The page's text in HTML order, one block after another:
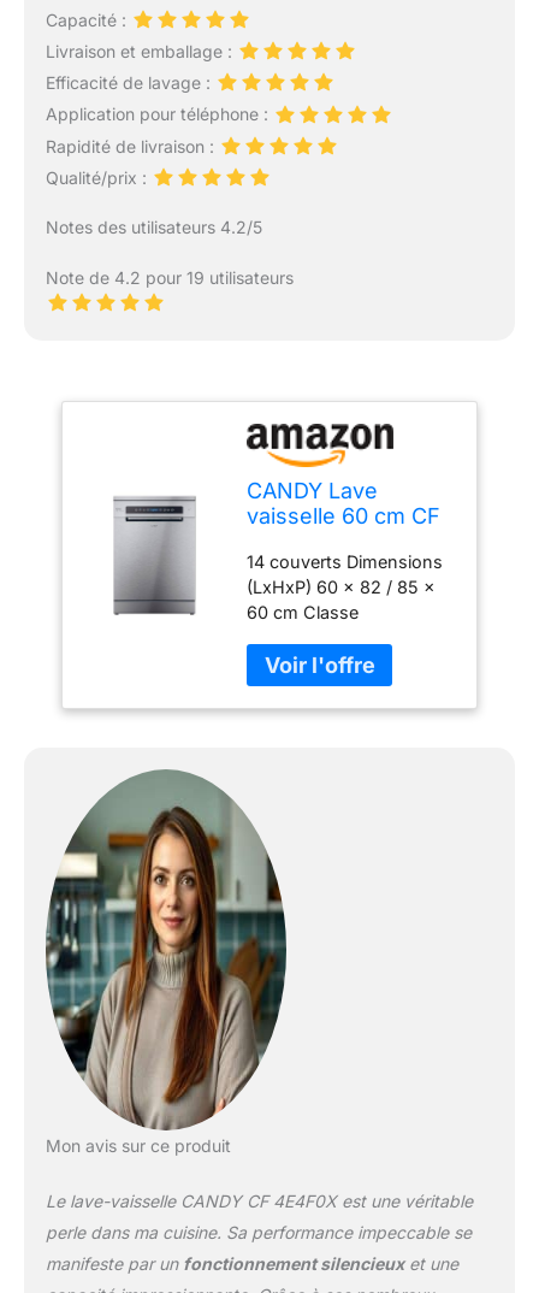
Capacité :
Livraison et emballage :
Efficacité de lavage :
Application pour téléphone :
Rapidité de livraison :
Qualité/prix :
Notes des utilisateurs 4.2/5
Note de 4.2 pour 19 utilisateurs
CANDY Lave
vaisselle 60 cm CF
14 couverts Dimensions
(LxHxP) 60 x 82 / 85 x
60 cm Classe
sonore 44 dB Panier
supérieur réglable
Mon avis sur ce produit
Le lave-vaisselle CANDY CF 4E4F0X est une véritable
perle dans ma cuisine. Sa performance impeccable se
manifeste par un fonctionnement silencieuxet une